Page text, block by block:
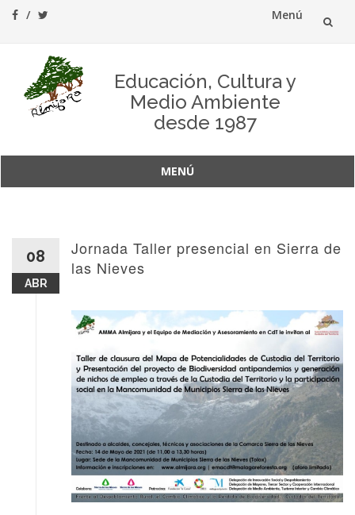
Menú
contenido
Educación, Cultura y
Medio Ambiente
desde 1987
MENÚ
08
ABR
Jornada Taller presencial en Sierra de
las Nieves